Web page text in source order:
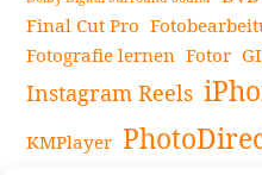
Final Cut Pro
Fotografie lernen Fotor
Instagram Reels
KMPlayer